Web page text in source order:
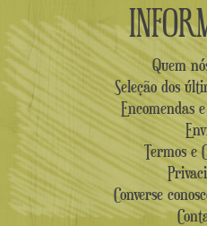
Quem
Seleção dos
Encomendas
Termos e
Converse